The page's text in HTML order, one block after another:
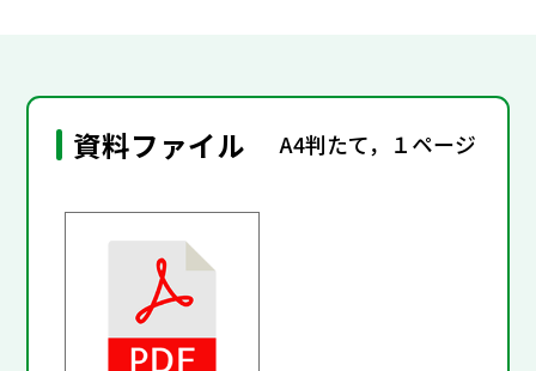
資料ファイル A4判たて，１ページ